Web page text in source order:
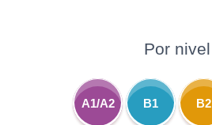
Por nivel
A1/A2 B1 B2